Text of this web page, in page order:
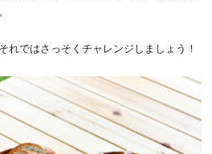
れではさっそくチャレンジしましょう！